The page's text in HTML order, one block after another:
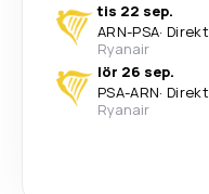
tis 22 sep.
ARN-PSA· Direkt
Ryanair
lör 26 sep.
PSA-ARN· Direkt
Ryanair